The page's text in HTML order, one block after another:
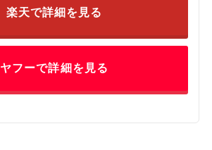
楽天で詳細を見る
ヤフーで詳細を見る